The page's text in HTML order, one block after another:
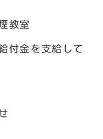
教室
付金を支給して